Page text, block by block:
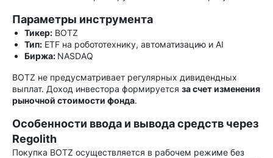
Параметры инструмента
Тикер: BOTZ
Тип: ETF на робототехнику, автоматизацию и AI
Биржа: NASDAQ
BOTZ не предусматривает регулярных дивидендных
выплат. Доход инвестора формируется за счет изменения
рыночной стоимости фонда.
Особенности ввода и вывода средств через
Regolith
Покупка BOTZ осуществляется в рабочем режиме без